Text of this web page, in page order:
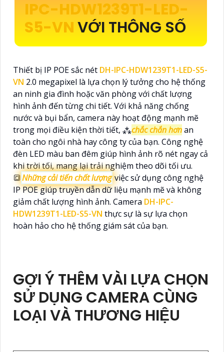
IPC-HDW1239T1-LED-
S5-VNVỚI THÔNG SỐ
Thiết bị IP POE sắc nét DH-IPC-HDW1239T1-LED-S5-
VN 2.0 megapixel là lựa chọn lý tưởng cho hệ thống
an ninh gia đình hoặc văn phòng với chất lượng
hình ảnh đến từng chi tiết. Với khả năng chống
nước và bụi bẩn, camera này hoạt động mạnh mẽ
trong mọi điều kiện thời tiết, ⁂chắc chắn hơnan
toàn cho ngôi nhà hay công ty của bạn. Công nghệ
đèn LED màu ban đêm giúp hình ảnh rõ nét ngay cả
khi trời tối, mang lại trải nghiệm theo dõi tối ưu.
🔳Những cải tiến chất lượng việc sử dụng công nghệ
IP POE giúp truyền dẫn dữ liệu mạnh mẽ và không
giảm chất lượng hình ảnh. Camera DH-IPC-
HDW1239T1-LED-S5-VN thực sự là sự lựa chọn
hoàn hảo cho hệ thống giám sát của bạn.
GỢI Ý THÊM VÀI LỰA CHỌN
SỬ DỤNG CAMERA CÙNG
LOẠI VÀ THƯƠNG HIỆU